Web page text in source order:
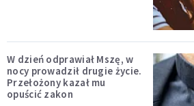
W dzień odprawiał Mszę, w
nocy prowadził drugie życie.
Przełożony kazał mu
opuścić zakon